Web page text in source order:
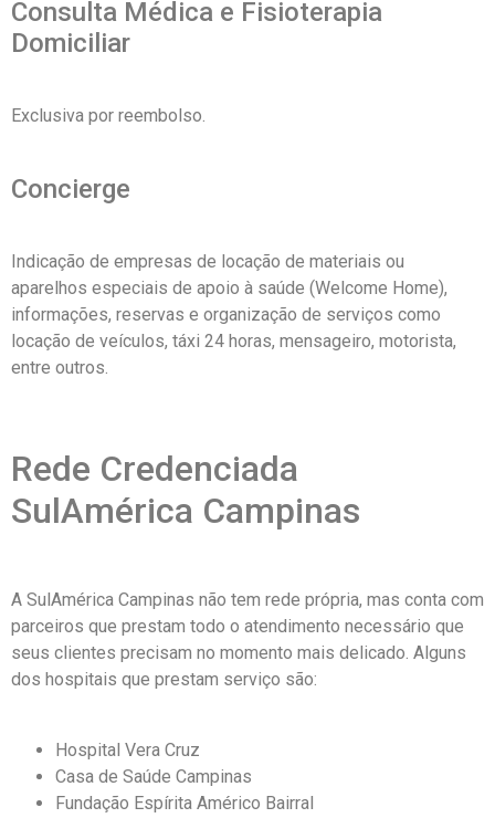
Consulta Médica e Fisioterapia
Domiciliar
Exclusiva por reembolso.
Concierge
Indicação de empresas de locação de materiais ou
aparelhos especiais de apoio à saúde (Welcome Home),
informações, reservas e organização de serviços como
locação de veículos, táxi 24 horas, mensageiro, motorista,
entre outros.
Rede Credenciada
SulAmérica Campinas
A SulAmérica Campinas não tem rede própria, mas conta com
parceiros que prestam todo o atendimento necessário que
seus clientes precisam no momento mais delicado. Alguns
dos hospitais que prestam serviço são:
Hospital Vera Cruz
Casa de Saúde Campinas
Fundação Espírita Américo Bairral